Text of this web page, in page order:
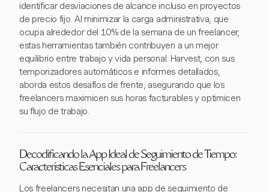
identificar desviaciones de alcance incluso en proyectos
de precio fijo. Al minimizar la carga administrativa, que
ocupa alrededor del 10% de la semana de un freelancer,
estas herramientas también contribuyen a un mejor
equilibrio entre trabajo y vida personal. Harvest, con sus
temporizadores automáticos e informes detallados,
aborda estos desafíos de frente, asegurando que los
freelancers maximicen sus horas facturables y optimicen
su flujo de trabajo.
Decodificando la App Ideal de Seguimiento de Tiempo:
Características Esenciales para Freelancers
Los freelancers necesitan una app de seguimiento de